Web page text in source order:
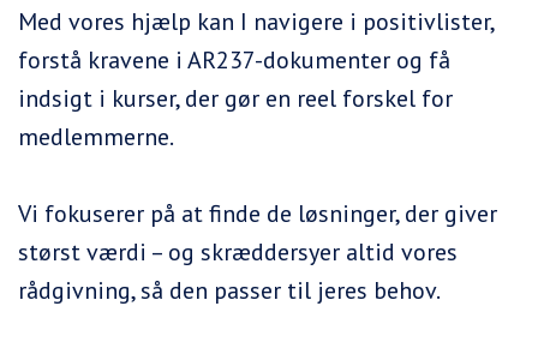
Med vores hjælp kan I navigere i positivlister,
forstå kravene i AR237-dokumenter og få
indsigt i kurser, der gør en reel forskel for
medlemmerne.
Vi fokuserer på at finde de løsninger, der giver
størst værdi – og skræddersyer altid vores
rådgivning, så den passer til jeres behov.